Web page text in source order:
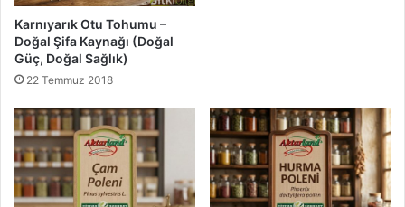
a
n
ı
m
ı
B
i
t
k
i
Karnıyarık Otu Tohumu –
Doğal Şifa Kaynağı (Doğal
Güç, Doğal Sağlık)
22 Temmuz 2018